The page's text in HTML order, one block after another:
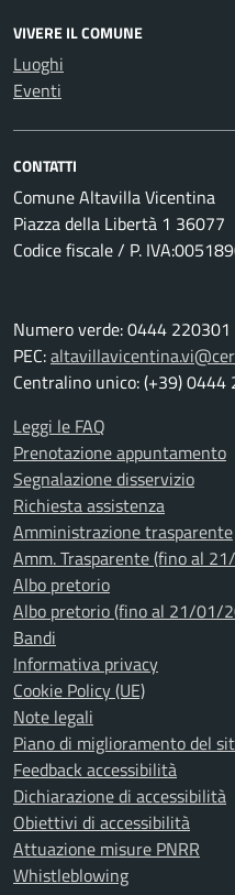
VIVERE IL COMUNE
Luoghi
Eventi
CONTATTI
Comune Altavilla Vicentina
Piazza della Libertà 1 36077
Codice fiscale / P.
Numero verde: 0444 220301
PEC:
Centralino unico: (+39) 0444
Leggi le FAQ
Prenotazione appuntamento
Segnalazione disservizio
Richiesta assistenza
Amministrazione trasparente
Amm. Trasparente (fino al
Albo pretorio
Albo pretorio (fino al 21/01/
Bandi
Informativa privacy
Cookie Policy (UE)
Note legali
Piano di miglioramento del
Feedback accessibilità
Dichiarazione di accessibilità
Obiettivi di accessibilità
Attuazione misure PNRR
Whistleblowing